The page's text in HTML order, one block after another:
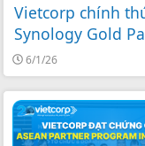
Vietcorp chính
Synology Gold
6/1/26